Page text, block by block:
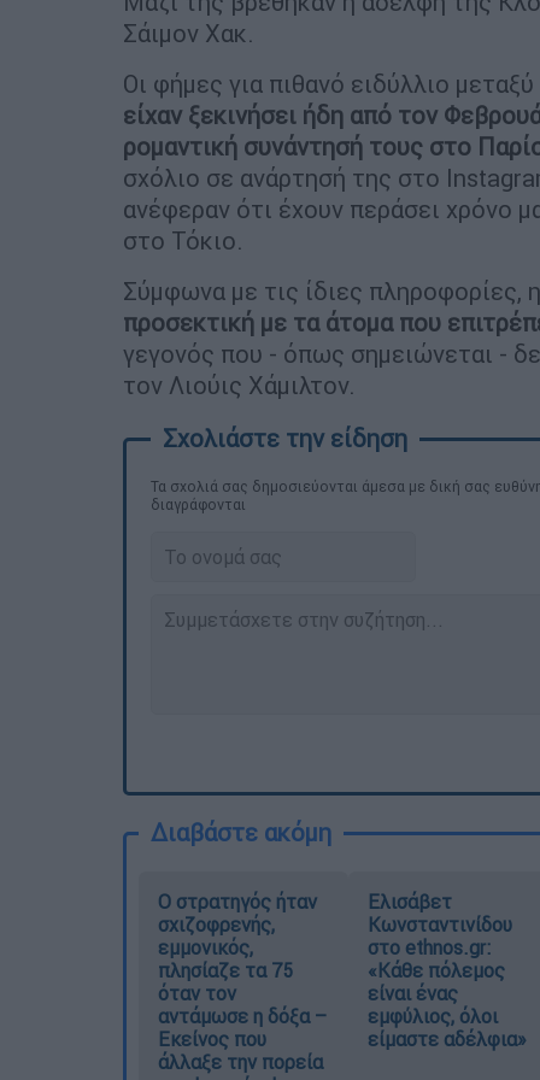
Σάιμον Χακ.
Οι φήμες για πιθανό ειδύλλιο
είχαν ξεκινήσει ήδη από τον
ρομαντική συνάντησή τους στο
σχόλιο σε ανάρτησή της στο
ανέφεραν ότι έχουν περάσει χρόνο
στο Τόκιο.
Σύμφωνα με τις ίδιες πληροφορίες,
προσεκτική με τα άτομα που
γεγονός που - όπως σημειώνεται -
τον Λιούις Χάμιλτον.
Τα σχολιά σας δημοσιεύονται άμεσα με δική σας
διαγράφονται
Διαβάστε ακόμη
O στρατηγός ήταν
σχιζοφρενής,
εμμονικός,
πλησίαζε τα 75
όταν τον
αντάμωσε η δόξα –
Εκείνος που
άλλαξε την πορεία
Ελισάβετ
Κωνσταντινίδου
στο ethnos.gr:
«Κάθε πόλεμος
είναι ένας
εμφύλιος, όλοι
είμαστε αδέλφια»